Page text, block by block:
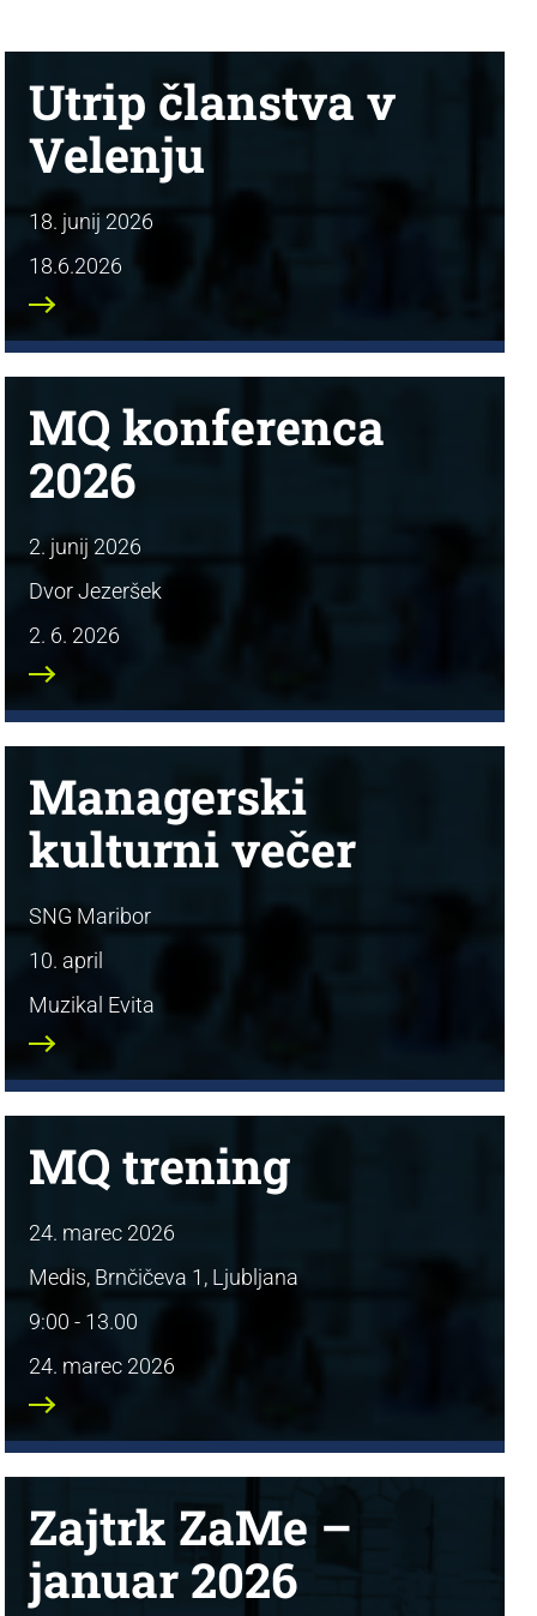
Utrip članstva v
Velenju
18. junij 2026
18.6.2026
MQ konferenca
2026
2. junij 2026
Dvor Jezeršek
2. 6. 2026
Managerski
kulturni večer
SNG Maribor
10. april
Muzikal Evita
MQ trening
24. marec 2026
Medis, Brnčičeva 1, Ljubljana
9:00 - 13.00
24. marec 2026
Zajtrk ZaMe –
januar 2026